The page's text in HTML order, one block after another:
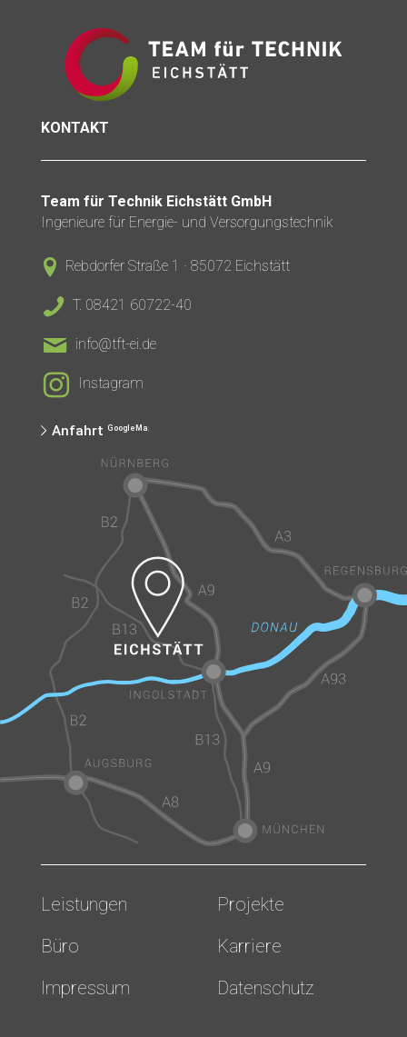
KONTAKT
Team für Technik Eichstätt GmbH
Ingenieure für Energie- und Versorgungstechnik
Rebdorfer Straße 1 · 85072 Eichstätt
T. 08421 60722-40
info@tft-ei.de
Instagram
Leistungen
Projekte
Büro
Karriere
Impressum
Datenschutz